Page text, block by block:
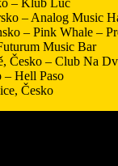
– Analog Music
– Pink Whale –
Music Bar
Česko – Club Na
– Hell Paso
Česko